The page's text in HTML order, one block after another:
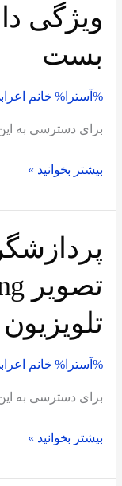
ویژگی
بست
%آسترا% خانم
برای دسترسی به این
ویژگی
دالبی
در
بست
بیشتر بخوانید »
%آسترا% خانم
برای دسترسی به این
پردازشگر
UHD
و
تصویر
Upscaling
در
بست
بیشتر بخوانید »